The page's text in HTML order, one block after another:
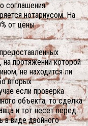
соглашения
нотариусом. На
от цены
протяжении которой
не находится ли
вторых
если проверка
объекта, то сделка
и тот несет перед
в виде двойного